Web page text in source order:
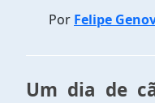
Por Felipe
Um dia de